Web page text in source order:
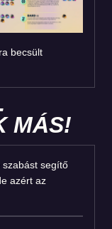
becsült
MÁS!
szabást segítő
azért az